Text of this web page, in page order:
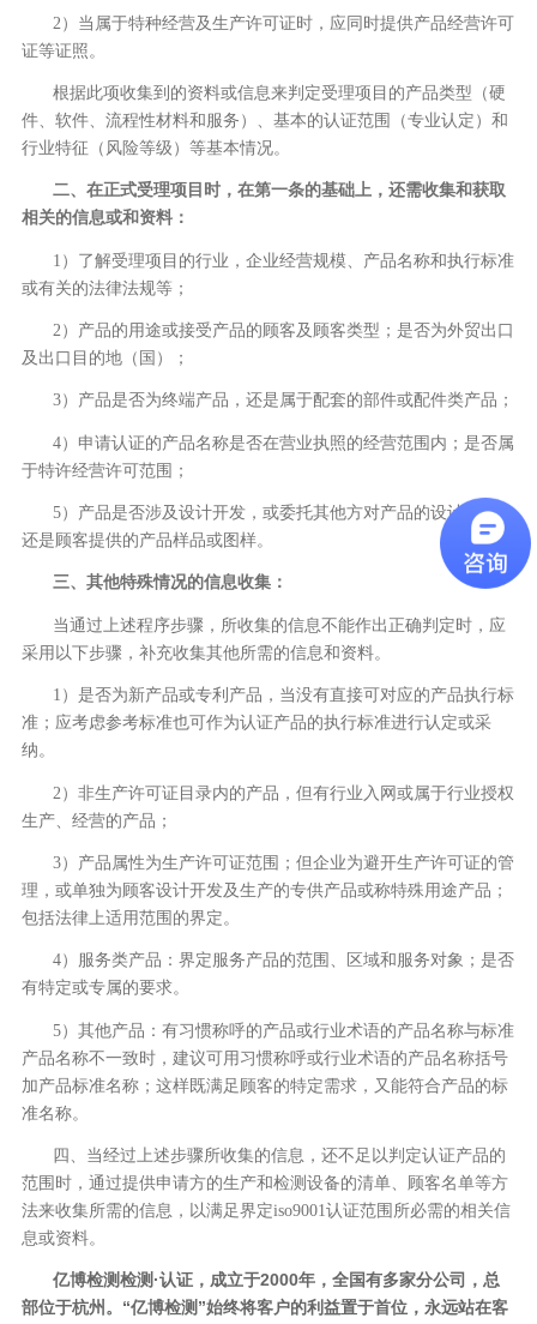
2）当属于特种经营及生产许可证时，应同时提供产品经营许可
证等证照。
根据此项收集到的资料或信息来判定受理项目的产品类型（硬
件、软件、流程性材料和服务）、基本的认证范围（专业认定）和
行业特征（风险等级）等基本情况。
二、在正式受理项目时，在第一条的基础上，还需收集和获取
相关的信息或和资料：
1）了解受理项目的行业，企业经营规模、产品名称和执行标准
或有关的法律法规等；
2）产品的用途或接受产品的顾客及顾客类型；是否为外贸出口
及出口目的地（国）；
3）产品是否为终端产品，还是属于配套的部件或配件类产品；
4）申请认证的产品名称是否在营业执照的经营范围内；是否属
于特许经营许可范围；
5）产品是否涉及设计开发，或委托其他方对产品的设计开发；
还是顾客提供的产品样品或图样。
三、其他特殊情况的信息收集：
当通过上述程序步骤，所收集的信息不能作出正确判定时，应
采用以下步骤，补充收集其他所需的信息和资料。
1）是否为新产品或专利产品，当没有直接可对应的产品执行标
准；应考虑参考标准也可作为认证产品的执行标准进行认定或采
纳。
2）非生产许可证目录内的产品，但有行业入网或属于行业授权
生产、经营的产品；
3）产品属性为生产许可证范围；但企业为避开生产许可证的管
理，或单独为顾客设计开发及生产的专供产品或称特殊用途产品；
包括法律上适用范围的界定。
4）服务类产品：界定服务产品的范围、区域和服务对象；是否
有特定或专属的要求。
5）其他产品：有习惯称呼的产品或行业术语的产品名称与标准
产品名称不一致时，建议可用习惯称呼或行业术语的产品名称括号
加产品标准名称；这样既满足顾客的特定需求，又能符合产品的标
准名称。
四、当经过上述步骤所收集的信息，还不足以判定认证产品的
范围时，通过提供申请方的生产和检测设备的清单、顾客名单等方
法来收集所需的信息，以满足界定iso9001认证范围所必需的相关信
息或资料。
亿博检测检测·认证，成立于2000年，全国有多家分公司，总
部位于杭州。 “亿博检测”始终将客户的利益置于首位，永远站在客